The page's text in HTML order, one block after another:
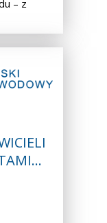
– z